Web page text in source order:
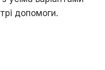
допомоги.